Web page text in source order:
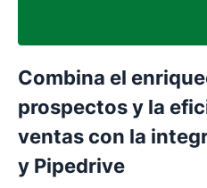
Combina el
prospectos y la
ventas con la
y Pipedrive